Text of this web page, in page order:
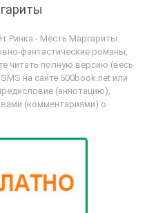
Ринка - Месть Маргариты.
фантастические романы,
читать полную версию (весь
на сайте 500book.net или
(аннотацию),
(комментариями) о